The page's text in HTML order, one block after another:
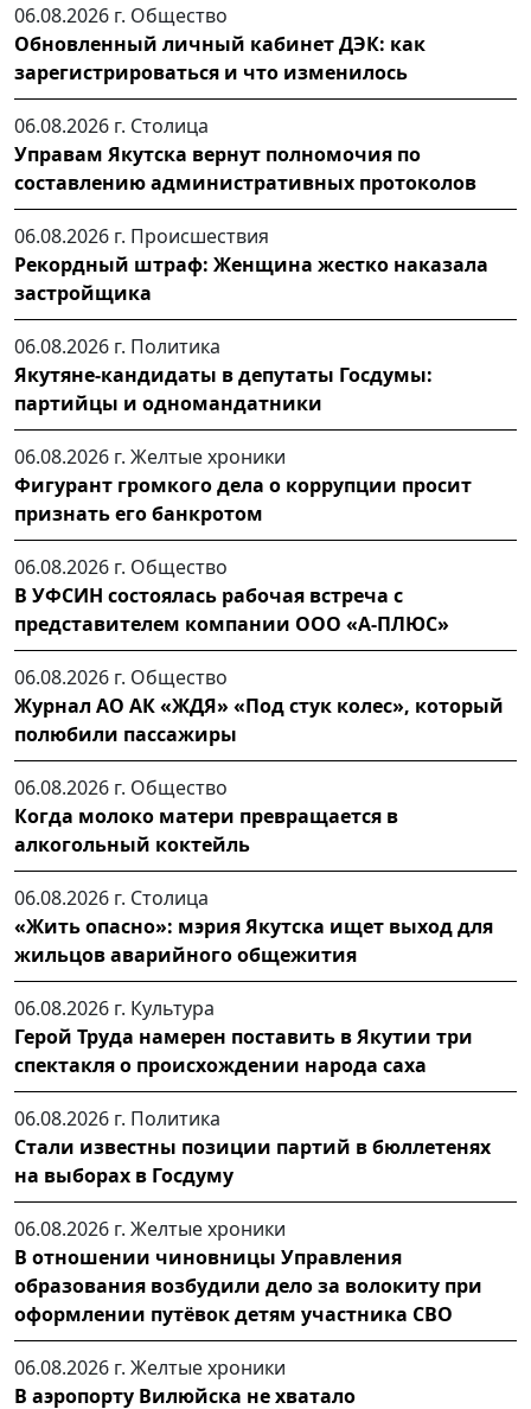
06.08.2026 г. Общество
Обновленный личный кабинет ДЭК: как
зарегистрироваться и что изменилось
06.08.2026 г. Столица
Управам Якутска вернут полномочия по
составлению административных протоколов
06.08.2026 г. Происшествия
Рекордный штраф: Женщина жестко наказала
застройщика
06.08.2026 г. Политика
Якутяне-кандидаты в депутаты Госдумы:
партийцы и одномандатники
06.08.2026 г. Желтые хроники
Фигурант громкого дела о коррупции просит
признать его банкротом
06.08.2026 г. Общество
В УФСИН состоялась рабочая встреча с
представителем компании ООО «А-ПЛЮС»
06.08.2026 г. Общество
Журнал АО АК «ЖДЯ» «Под стук колес», который
полюбили пассажиры
06.08.2026 г. Общество
Когда молоко матери превращается в
алкогольный коктейль
06.08.2026 г. Столица
«Жить опасно»: мэрия Якутска ищет выход для
жильцов аварийного общежития
06.08.2026 г. Культура
Герой Труда намерен поставить в Якутии три
спектакля о происхождении народа саха
06.08.2026 г. Политика
Стали известны позиции партий в бюллетенях
на выборах в Госдуму
06.08.2026 г. Желтые хроники
В отношении чиновницы Управления
образования возбудили дело за волокиту при
оформлении путёвок детям участника СВО
06.08.2026 г. Желтые хроники
В аэропорту Вилюйска не хватало